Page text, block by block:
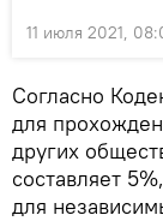
11 июля 2021,
Согласно
для
других
составляет
для